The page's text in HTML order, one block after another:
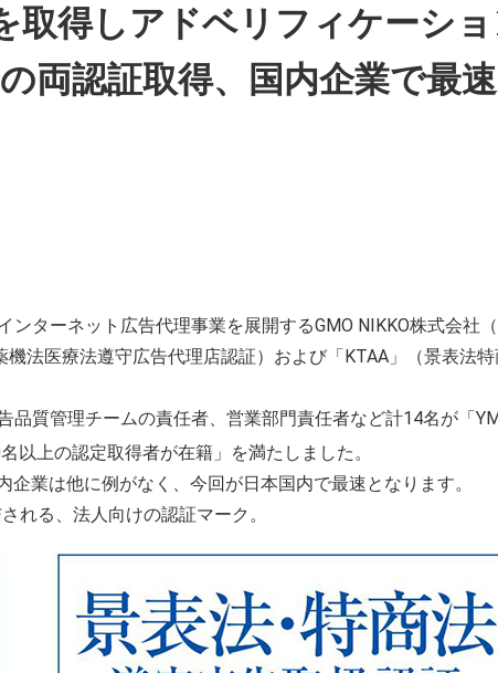
取得しアドベリフィケーシ
両認証取得、国内企業で最
ターネット広告代理事業を展開するGMO NIKKO株式会社
法医療法遵守広告代理店認証）および「KTAA」（景表法
質管理チームの責任者、営業部門責任者など計14名が「
以上の認定取得者が在籍」を満たしました。
業は他に例がなく、今回が日本国内で最速となります。
れる、法人向けの認証マーク。